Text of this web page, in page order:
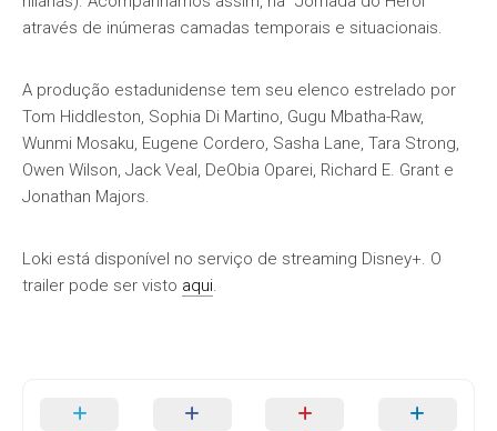
através de inúmeras camadas temporais e situacionais.
A produção estadunidense tem seu elenco estrelado por
Tom Hiddleston, Sophia Di Martino, Gugu Mbatha-Raw,
Wunmi Mosaku, Eugene Cordero, Sasha Lane, Tara Strong,
Owen Wilson, Jack Veal, DeObia Oparei, Richard E. Grant e
Jonathan Majors.
Loki está disponível no serviço de streaming Disney+. O
trailer pode ser visto aqui.